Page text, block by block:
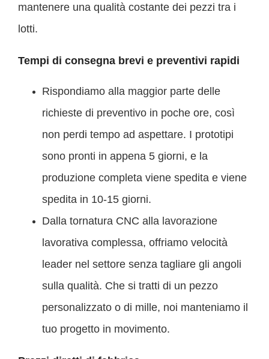
mantenere una qualità costante dei pezzi tra i
lotti.
Tempi di consegna brevi e preventivi rapidi
Rispondiamo alla maggior parte delle
richieste di preventivo in poche ore, così
non perdi tempo ad aspettare. I prototipi
sono pronti in appena 5 giorni, e la
produzione completa viene spedita e viene
spedita in 10-15 giorni.
Dalla tornatura CNC alla lavorazione
lavorativa complessa, offriamo velocità
leader nel settore senza tagliare gli angoli
sulla qualità. Che si tratti di un pezzo
personalizzato o di mille, noi manteniamo il
tuo progetto in movimento.